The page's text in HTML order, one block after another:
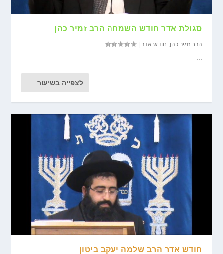
סגולת אדר חודש השמחה הרב זמיר כהן
הרב זמיר כהן חודש אדר |
לצפייה בשיעור
חודש אדר הרב שלמה יעקב ביטון